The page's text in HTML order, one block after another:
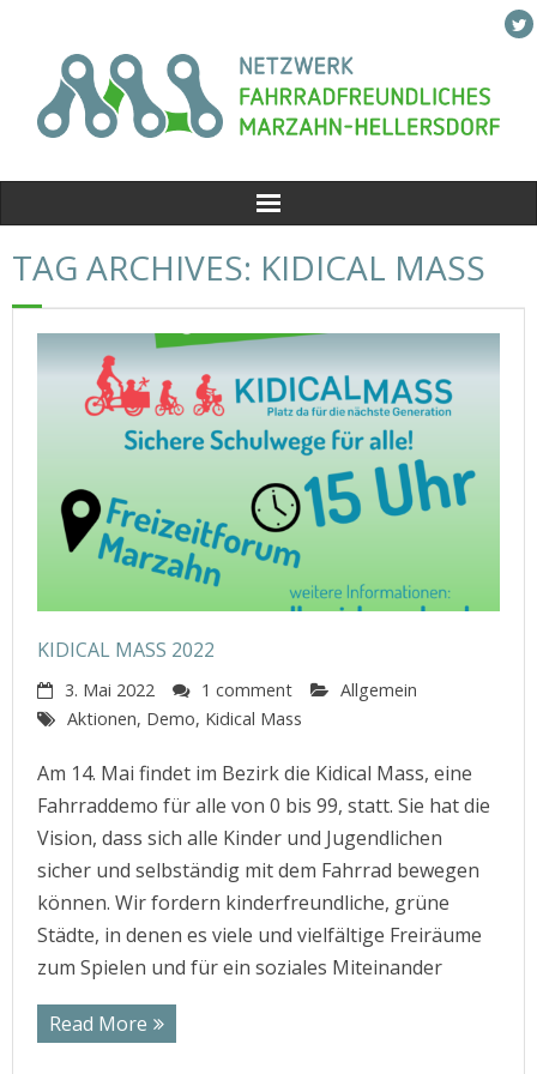
content
TAG ARCHIVES: KIDICAL MASS
KIDICAL MASS 2022
3. Mai 2022 1 comment
Allgemein
Aktionen, Demo, Kidical Mass
Am 14. Mai findet im Bezirk die Kidical Mass, eine
Fahrraddemo für alle von 0 bis 99, statt. Sie hat die
Vision, dass sich alle Kinder und Jugendlichen
sicher und selbständig mit dem Fahrrad bewegen
können. Wir fordern kinderfreundliche, grüne
Städte, in denen es viele und vielfältige Freiräume
zum Spielen und für ein soziales Miteinander
Read More